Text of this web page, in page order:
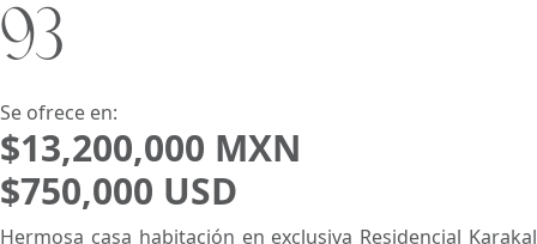
93
Se ofrece en:
$13,200,000 MXN
$750,000 USD
Hermosa casa habitación en exclusiva Residencial Karakal